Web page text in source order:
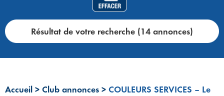
Résultat de votre recherche (14 annonces)
Accueil > Club annonces > COULEURS SERVICES – Le